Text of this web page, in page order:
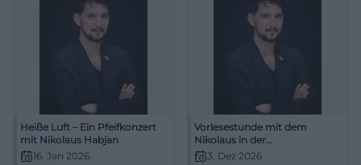
Heiße Luft – Ein Pfeifkonzert
mit Nikolaus Habjan
16. Jan 2026
Vorlesestunde mit dem
Nikolaus in der
Regionalbibliothek Weiden
3. Dez 2026